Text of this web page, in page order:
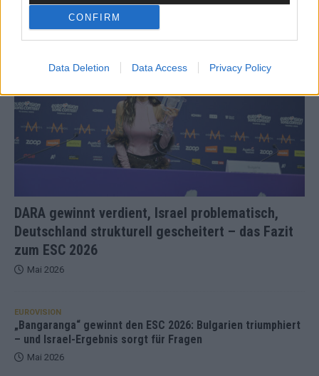
CONFIRM
Data Deletion Data Access Privacy Policy
DARA gewinnt verdient, Israel problematisch,
Deutschland strukturell gescheitert – das Fazit
zum ESC 2026
KOMMENTAR
Mai 2026
EUROVISION
„Bangaranga“ gewinnt den ESC 2026: Bulgarien triumphiert
– und Israel-Ergebnis sorgt für Fragen
Mai 2026